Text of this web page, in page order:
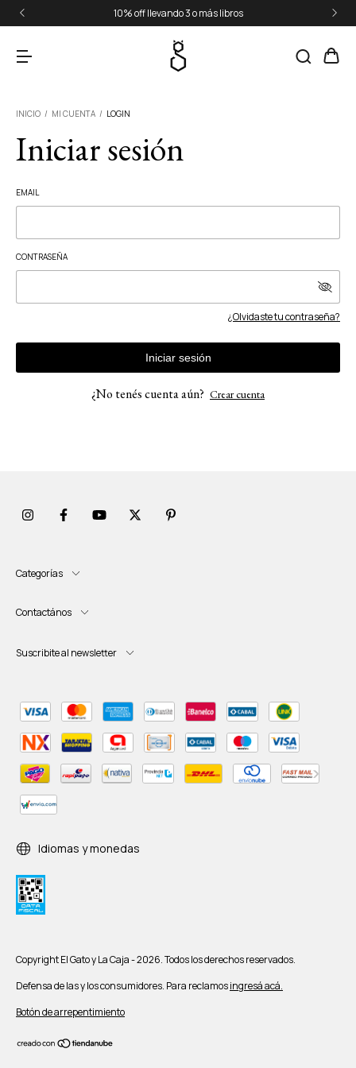
10% off llevando 3 o más libros
INICIO / MI CUENTA / LOGIN
Iniciar sesión
EMAIL
CONTRASEÑA
¿Olvidaste tu contraseña?
Iniciar sesión
¿No tenés cuenta aún? Crear cuenta
Categorías
Contactános
Suscribite al newsletter
Idiomas y monedas
Copyright El Gato y La Caja - 2026. Todos los derechos reservados.
Defensa de las y los consumidores. Para reclamosingresá acá.
Botón de arrepentimiento